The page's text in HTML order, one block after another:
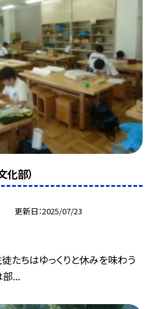
化部）
更新日 2025/07/23
たちはゆっくりと休みを味わう
部...